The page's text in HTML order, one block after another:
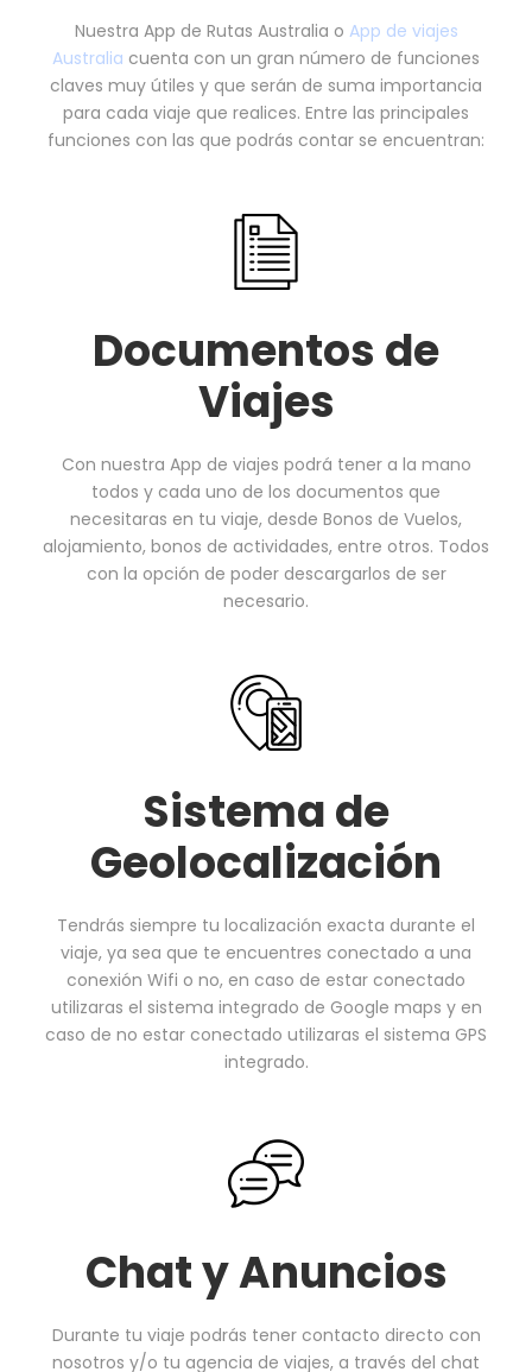
Nuestra App de Rutas Australia o App de viajes
Australia cuenta con un gran número de funciones
claves muy útiles y que serán de suma importancia
para cada viaje que realices. Entre las principales
funciones con las que podrás contar se encuentran:
Documentos de
Viajes
Con nuestra App de viajes podrá tener a la mano
todos y cada uno de los documentos que
necesitaras en tu viaje, desde Bonos de Vuelos,
alojamiento, bonos de actividades, entre otros. Todos
con la opción de poder descargarlos de ser
necesario.
Sistema de
Geolocalización
Tendrás siempre tu localización exacta durante el
viaje, ya sea que te encuentres conectado a una
conexión Wifi o no, en caso de estar conectado
utilizaras el sistema integrado de Google maps y en
caso de no estar conectado utilizaras el sistema GPS
integrado.
Chat y Anuncios
Durante tu viaje podrás tener contacto directo con
nosotros y/o tu agencia de viajes, a través del chat